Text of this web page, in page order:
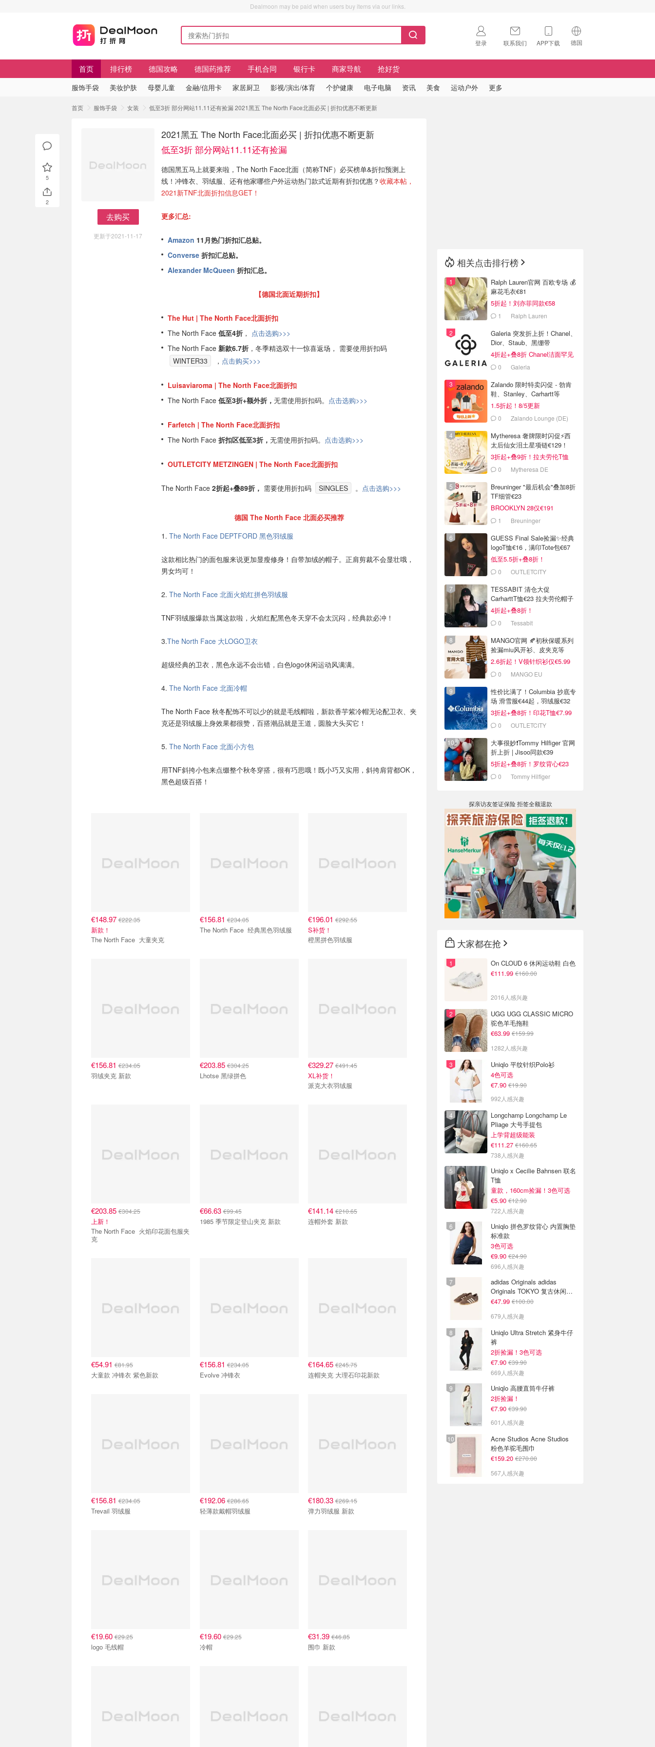
Dealmoon may be paid when users buy items via our links.
登录 联系我们 APP下载 德国
🇺🇸
首页 排行榜 德国攻略 德国药推荐 手机合同 银行卡 商家导航 抢好货
服饰手袋 美妆护肤 母婴儿童 金融/信用卡 家居厨卫 影视/演出/体育 个护健康 电子电脑 资讯 美食 运动户外 更多
首页 服饰手袋 女装 低至3折 部分网站11.11还有捡漏 2021黑五 The North Face北面必买 | 折扣优惠不断更新
去购买
更新于2021-11-17
2021黑五 The North Face北面必买 | 折扣优惠不断更新
低至3折 部分网站11.11还有捡漏
德国黑五马上就要来啦，The North Face北面（简称TNF）必买榜单&折扣预测上
线！冲锋衣、羽绒服、还有他家哪些户外运动热门款式近期有折扣优惠？收藏本帖，
2021新TNF北面折扣信息GET！
更多汇总:
Amazon 11月热门折扣汇总贴。
Converse 折扣汇总贴。
Alexander McQueen 折扣汇总。
【德国北面近期折扣】
The Hut | The North Face北面折扣
The North Face 低至4折 ， 点击选购>>>
The North Face 新款6.7折 ，冬季精选双十一惊喜返场， 需要使用折扣码
WINTER33
， 点击购买>>>
Luisaviaroma | The North Face北面折扣
The North Face 低至3折+额外折， 无需使用折扣码。 点击选购>>>
Farfetch | The North Face北面折扣
The North Face 折扣区低至3折， 无需使用折扣码。 点击选购>>>
OUTLETCITY METZINGEN | The North Face北面折扣
The North Face 2折起+叠89折， 需要使用折扣码 SINGLES 。 点击选购>>>
德国 The North Face 北面必买推荐
1. The North Face DEPTFORD 黑色羽绒服
这款相比热门的面包服来说更加显瘦修身！自带加绒的帽子。正肩剪裁不会显壮哦，
男女均可！
2. The North Face 北面火焰红拼色羽绒服
TNF羽绒服爆款当属这款啦，火焰红配黑色冬天穿不会太沉闷，经典款必冲！
3.The North Face 大LOGO卫衣
超级经典的卫衣，黑色永远不会出错，白色logo休闲运动风满满。
4. The North Face 北面冷帽
The North Face 秋冬配饰不可以少的就是毛线帽啦，新款香芋紫冷帽无论配卫衣、夹
克还是羽绒服上身效果都很赞，百搭潮品就是王道，圆脸大头买它！
5. The North Face 北面小方包
用TNF斜挎小包来点缀整个秋冬穿搭，很有巧思哦！既小巧又实用，斜挎肩背都OK，
黑色超级百搭！
€148.97 €222.35
新款！
The North Face 大童夹克
€156.81€234.05
The North Face 经典黑色羽绒服
€196.01 €292.55
S补货！
橙黑拼色羽绒服
€156.81 €234.05
羽绒夹克 新款
€203.85€304.25
Lhotse 黑绿拼色
€329.27 €491.45
XL补货！
派克大衣羽绒服
€203.85 €304.25
上新！
The North Face 火焰印花面包服夹
克
€66.63€99.45
1985 季节限定登山夹克 新款
€141.14 €210.65
连帽外套 新款
€54.91 €81.95
大童款 冲锋衣 紫色新款
€156.81€234.05
Evolve 冲锋衣
€164.65 €245.75
连帽夹克 大理石印花新款
€156.81 €234.05
Trevail 羽绒服
€192.06€286.65
轻薄款戴帽羽绒服
€180.33 €269.15
弹力羽绒服 新款
€19.60 €29.25
logo 毛线帽
€19.60€29.25
冷帽
€31.39 €46.85
围巾 新款
5
2
相关点击排行榜
Ralph Lauren官网 百欧专场 💰
麻花毛衣€81
5折起！刘亦菲同款€58
1 Ralph Lauren
Galeria 突发折上折！Chanel、
Dior、Staub、黑绷带
4折起+叠8折 Chanel洁面罕见
€430 Galeria
Zalando 限时特卖闪促 - 勃肯
鞋、Stanley、Carhartt等
1.5折起！8/5更新
0 Zalando Lounge (DE)
Mytheresa 奢牌限时闪促⚡️西
太后仙女泪土星项链€129！
3折起+叠9折！拉夫劳伦T恤
€64！
0 Mytheresa DE
Breuninger "最后机会"叠加8折
TF细管€23
BROOKLYN 28仅€191
1 Breuninger
GUESS Final Sale捡漏✨经典
logoT恤€16，满印Tote包€67
低至5.5折+叠8折！
0
OUTLETCITY
TESSABIT 清仓大促
CarharttT恤€23 拉夫劳伦帽子
€38
4折起+叠8折！
0 Tessabit
MANGO官网 🍂初秋保暖系列
捡漏miu风开衫、皮夹克等
2.6折起！V领针织衫仅€5.99
0 MANGO EU
性价比满了！Columbia 抄底专
场 滑雪服€44起，羽绒服€32
3折起+叠8折！印花T恤€7.99
0
OUTLETCITY
大事很妙❗️Tommy Hilfiger 官网
折上折 | Jisoo同款€39
5折起+叠8折！罗纹背心€23
0 Tommy Hilfiger
探亲访友签证保险 拒签全额退款
大家都在抢
On CLOUD 6 休闲运动鞋 白色
€111.99 €160.00
2016人感兴趣
UGG UGG CLASSIC MICRO
驼色羊毛拖鞋
€63.99 €159.99
1282人感兴趣
Uniqlo 平纹针织Polo衫
4色可选
€7.90 €19.90
992人感兴趣
Longchamp Longchamp Le
Pliage 大号手提包
上学背超级能装
€111.27 €160.65
738人感兴趣
Uniqlo x Cecilie Bahnsen 联名
T恤
童款，160cm捡漏！3色可选
€5.90 €12.90
722人感兴趣
Uniqlo 拼色罗纹背心 内置胸垫
标准款
3色可选
€9.90 €24.90
696人感兴趣
adidas Originals adidas
Originals TOKYO 复古休闲鞋
深棕色
€47.99 €100.00
679人感兴趣
Uniqlo Ultra Stretch 紧身牛仔
裤
2折捡漏！3色可选
€7.90 €39.90
669人感兴趣
Uniqlo 高腰直筒牛仔裤
2折捡漏！
€7.90 €39.90
601人感兴趣
Acne Studios Acne Studios
粉色羊驼毛围巾
€159.20 €270.00
567人感兴趣